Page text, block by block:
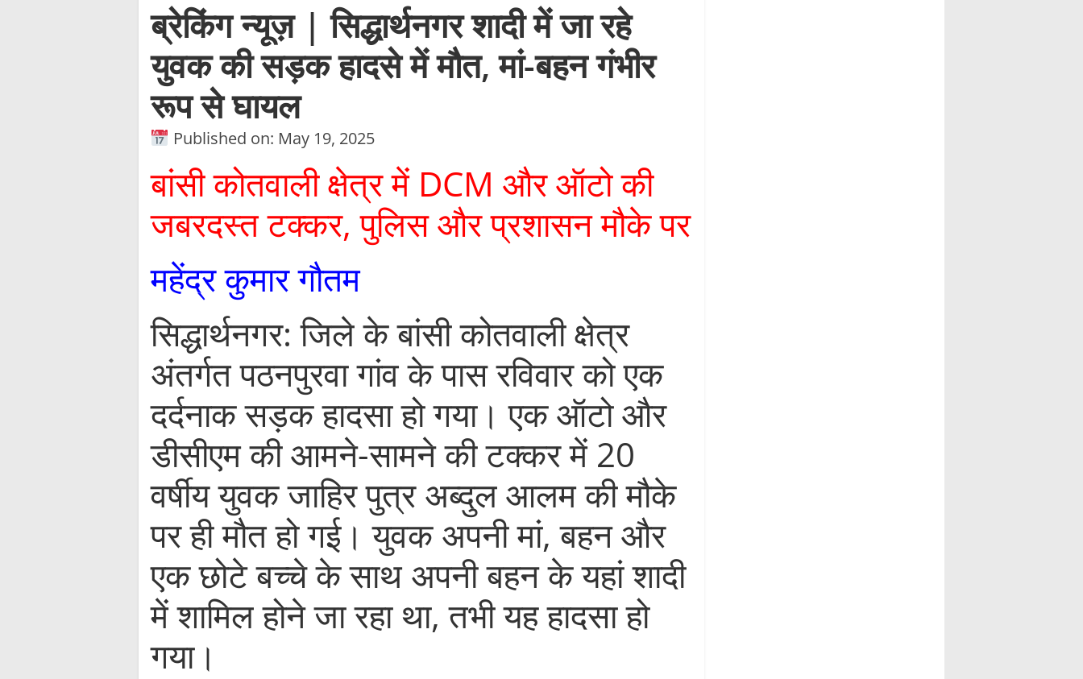
ब्रेकिंग न्यूज़ | सिद्धार्थनगर शादी में जा रहे
युवक की सड़क हादसे में मौत, मां-बहन गंभीर
रूप से घायल
Published on: May 19, 2025
बांसी कोतवाली क्षेत्र में DCM और ऑटो की
जबरदस्त टक्कर, पुलिस और प्रशासन मौके पर
महेंद्र कुमार गौतम
सिद्धार्थनगर: जिले के बांसी कोतवाली क्षेत्र
अंतर्गत पठनपुरवा गांव के पास रविवार को एक
दर्दनाक सड़क हादसा हो गया। एक ऑटो और
डीसीएम की आमने-सामने की टक्कर में 20
वर्षीय युवक जाहिर पुत्र अब्दुल आलम की मौके
पर ही मौत हो गई। युवक अपनी मां, बहन और
एक छोटे बच्चे के साथ अपनी बहन के यहां शादी
में शामिल होने जा रहा था, तभी यह हादसा हो
गया।